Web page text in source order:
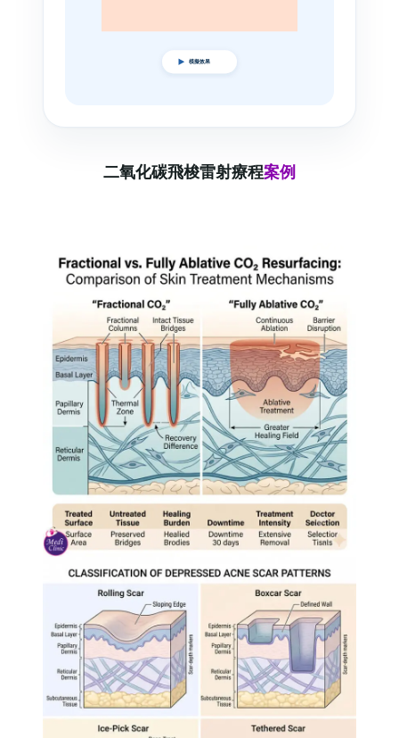
模擬效果
二氧化碳飛梭雷射療程案例